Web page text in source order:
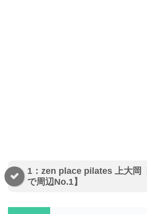
1：zen place pilates 上大岡
で周辺No.1】